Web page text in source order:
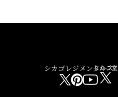
シカゴレジメンタルス
しかご堂